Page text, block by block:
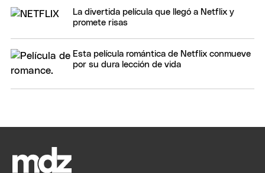
La divertida película que llegó a Netflix y
promete risas
Esta película romántica de Netflix conmueve
por su dura lección de vida